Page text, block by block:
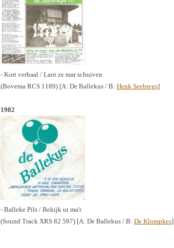
- Kort verbaal / Laot ze mar schuiven
(Bovema RCS 1189) [A: De Ballekus / B: Henk Seebregs]
1982
- Balleke Pils / Bekijk ut ma'r
(Sound Track XRS 82 597) [A: De Ballekus / B: De Klompkes]